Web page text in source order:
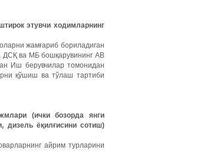
этувчи ходимларнинг
жамғариб бориладиган
ДСҚ ва МБ бошқарувининг АВ
Иш берувчилар томонидан
қўшиш ва тўлаш тартиби
(ички бозорда
янги
, дизель ёқилғисини сотиш)
айрим турларини